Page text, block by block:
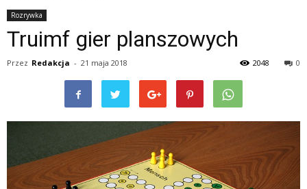
Rozrywka
Truimf gier planszowych
Przez Redakcja - 21 maja 2018 0
2048